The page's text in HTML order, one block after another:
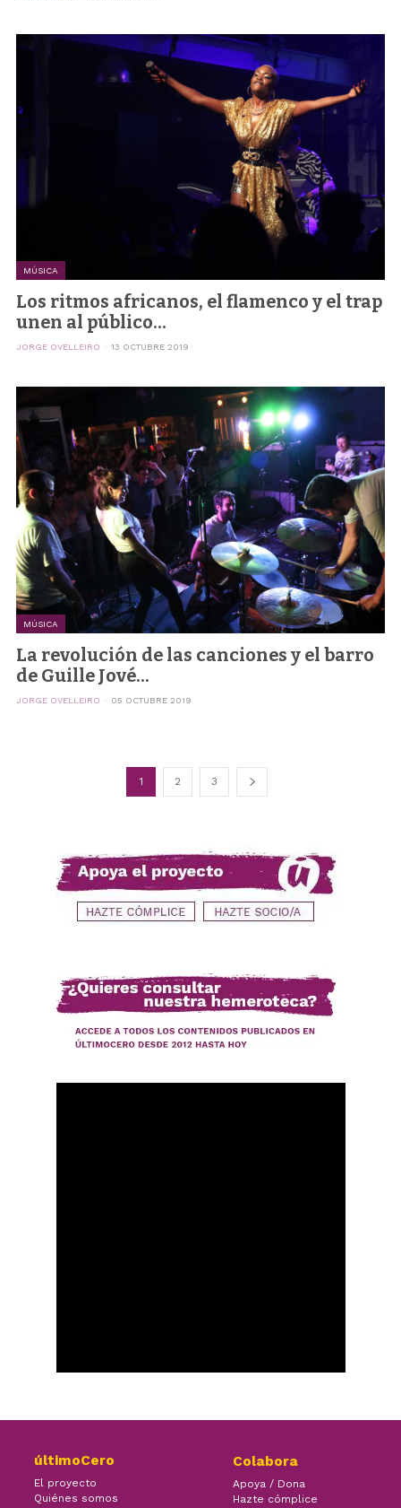
MÚSICA
Los ritmos africanos, el flamenco y el trap
unen al público...
JORGE OVELLEIRO 13 OCTUBRE 2019
MÚSICA
La revolución de las canciones y el barro
de Guille Jové...
JORGE OVELLEIRO 05 OCTUBRE 2019
1 2 3
últimoCero
El proyecto
Quiénes somos
Colabora
Apoya / Dona
Hazte cómplice